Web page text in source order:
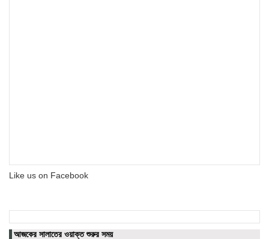
Like us on Facebook
আজকের সালাতের ওয়াক্ত শুরুর সময়